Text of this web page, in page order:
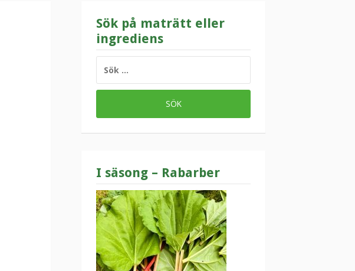
Sök på maträtt eller
ingrediens
EFTER:
I säsong – Rabarber